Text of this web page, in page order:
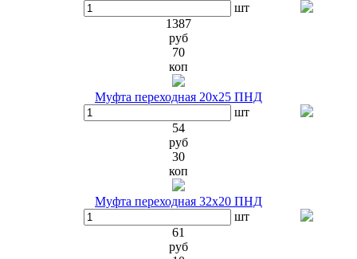
шт
1387
руб
70
коп
Муфта переходная 20х25 ПНД
шт
54
руб
30
коп
Муфта переходная 32х20 ПНД
шт
61
руб